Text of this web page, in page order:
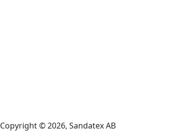
Copyright ©2026, Sandatex AB